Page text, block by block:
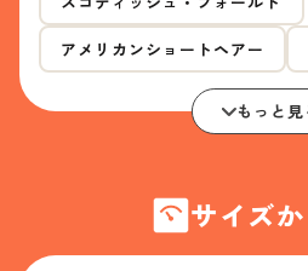
アメリカンショートヘアー
もっと見
サイズ